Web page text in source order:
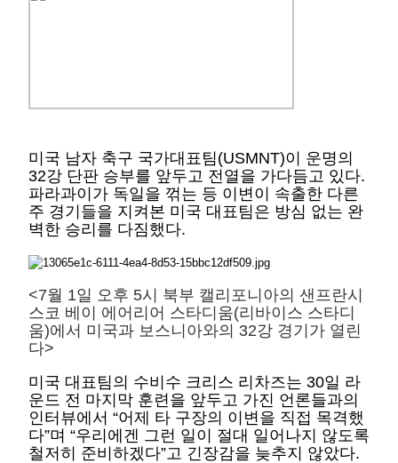
미국 남자 축구 국가대표팀(USMNT)이 운명의
32강 단판 승부를 앞두고 전열을 가다듬고 있다.
파라과이가 독일을 꺾는 등 이변이 속출한 다른
주 경기들을 지켜본 미국 대표팀은 방심 없는 완
벽한 승리를 다짐했다.
<7월 1일 오후 5시 북부 캘리포니아의 샌프란시
스코 베이 에어리어 스타디움(리바이스 스타디
움)에서 미국과 보스니아와의 32강 경기가 열린
다>
미국 대표팀의 수비수 크리스 리차즈는 30일 라
운드 전 마지막 훈련을 앞두고 가진 언론들과의
인터뷰에서 “어제 타 구장의 이변을 직접 목격했
다”며 “우리에겐 그런 일이 절대 일어나지 않도록
철저히 준비하겠다”고 긴장감을 늦추지 않았다.